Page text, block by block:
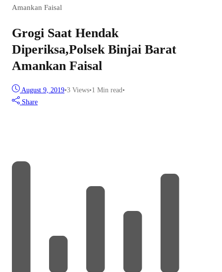
Amankan Faisal
Grogi Saat Hendak
Diperiksa,Polsek Binjai Barat
Amankan Faisal
August 9, 2019•3 Views•1 Min read•
Share